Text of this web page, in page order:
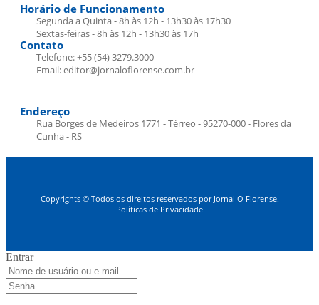
Horário de Funcionamento
Segunda a Quinta - 8h às 12h - 13h30 às 17h30
Sextas-feiras - 8h às 12h - 13h30 às 17h
Contato
Telefone: +55 (54) 3279.3000
Email: editor@jornaloflorense.com.br
Endereço
Rua Borges de Medeiros 1771 - Térreo - 95270-000 - Flores da
Cunha - RS
Copyrights © Todos os direitos reservados por Jornal O Florense.
Políticas de Privacidade
Entrar